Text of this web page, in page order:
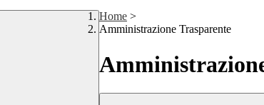
Home >
Amministrazione Trasparente